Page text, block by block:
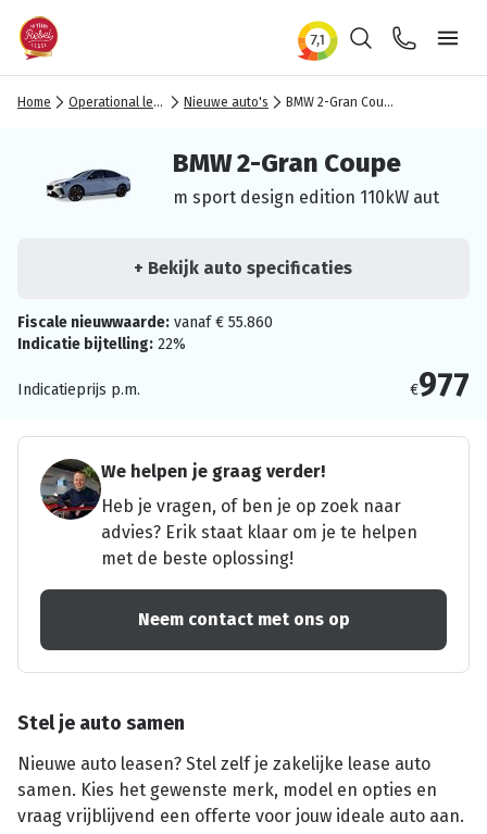
ZoekenContact
Home Operational lease Nieuwe auto's BMW 2-Gran Coupe
BMW 2-Gran Coupe
m sport design edition 110kW aut
+ Bekijk auto specificaties
Fiscale nieuwwaarde: vanaf € 55.860
Indicatie bijtelling: 22%
Indicatieprijs p.m. €977
We helpen je graag verder!
Heb je vragen, of ben je op zoek naar
advies? Erik staat klaar om je te helpen
met de beste oplossing!
Neem contact met ons op
Stel je auto samen
Nieuwe auto leasen? Stel zelf je zakelijke lease auto
samen. Kies het gewenste merk, model en opties en
vraag vrijblijvend een offerte voor jouw ideale auto aan.